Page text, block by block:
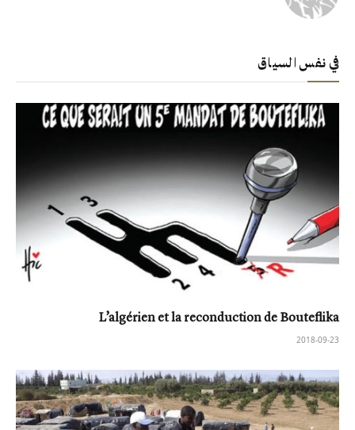
في نفس السياق
L’algérien et la reconduction de Bouteflika
2018-09-23